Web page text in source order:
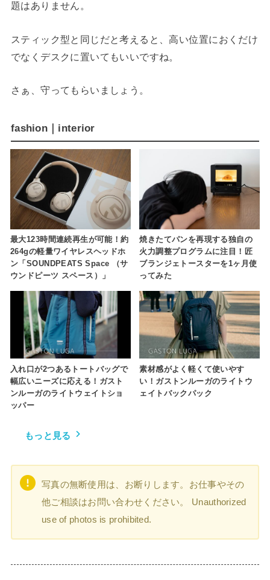
題はありません。
スティック型と同じだと考えると、高い位置におくだけ
でなくデスクに置いてもいいですね。
さぁ、守ってもらいましょう。
fashion｜interior
最大123時間連続再生が可能！約
264gの軽量ワイヤレスヘッドホ
ン「SOUNDPEATS Space （サ
ウンドピーツ スペース）」
焼きたてパンを再現する独自の
火力調整プログラムに注目！匠
ブランジェトースターを1ヶ月使
ってみた
入れ口が2つあるトートバッグで
幅広いニーズに応える！ガスト
ンルーガのライトウェイトショ
ッパー
素材感がよく軽くて使いやす
い！ガストンルーガのライトウ
ェイトバックパック
もっと見る
写真の無断使用は、お断りします。お仕事やその
他ご相談はお問い合わせください。 Unauthorized
use of photos is prohibited.